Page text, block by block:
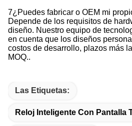
7¿Puedes fabricar o OEM mi
Depende de los requisitos de
diseño. Nuestro equipo de
en cuenta que los diseños
costos de desarrollo, plazos más
MOQ..
Las Etiquetas:
Reloj Inteligente Con Pantalla